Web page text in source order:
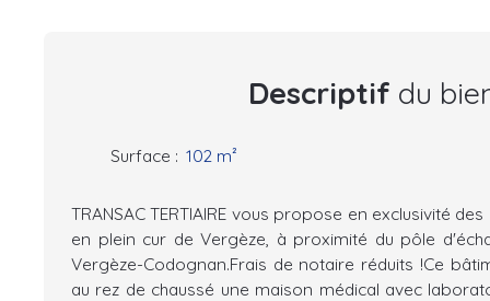
Descriptif du
Surface : 102 m²
TRANSAC TERTIAIRE vous propose en exclusivité
en plein cur de Vergèze, à proximité du pôle
Vergèze-Codognan.Frais de notaire réduits !Ce
au rez de chaussé une maison médical avec